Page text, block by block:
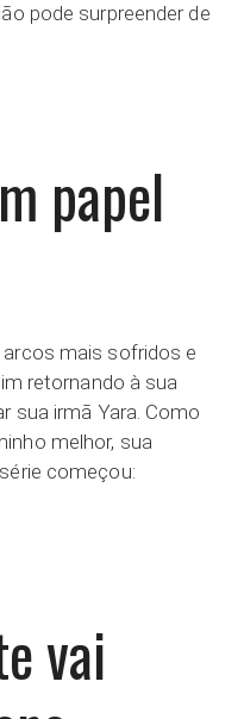
pode surpreender de
papel
arcos mais sofridos e
retornando à sua
sua irmã Yara. Como
melhor, sua
começou:
vai